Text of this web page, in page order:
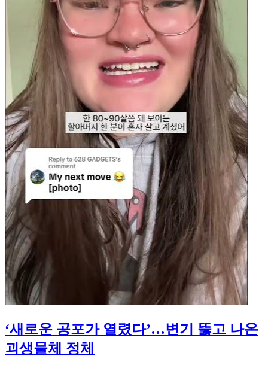
‘새로운 공포가 열렸다’…변기 뚫고 나온
괴생물체 정체